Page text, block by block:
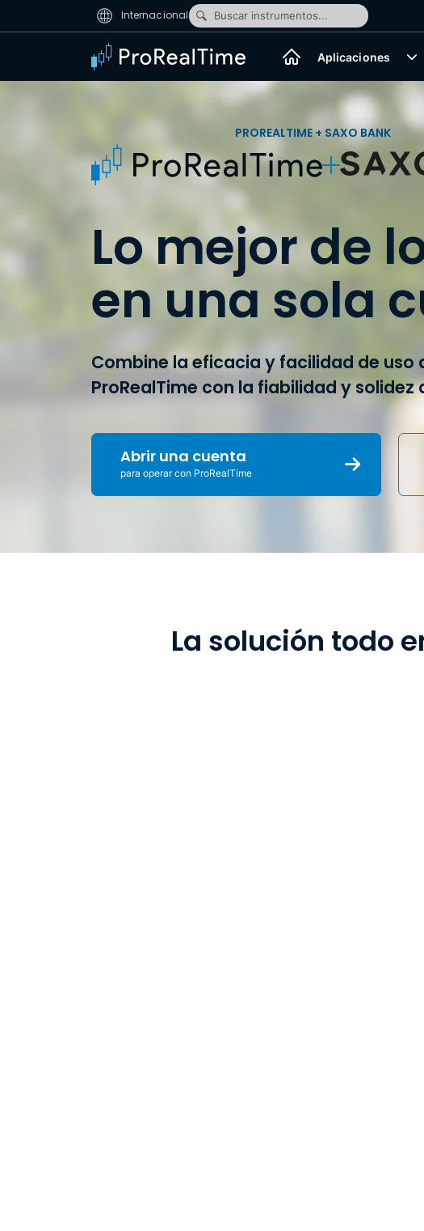
Internacional Buscar instrumentos...
Aplicaciones
PROREALTIME + SAXO BANK
Lo mejor de
en una sola
Combine la eficacia y facilidad de
ProRealTime con la fiabilidad y solidez
Abrir una cuenta
para operar con ProRealTime
La solución todo